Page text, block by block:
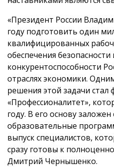
«Президент России
году подготовить один
квалифицированных
обеспечения безопасности
конкурентоспособности
отраслях экономики.
решения этой задачи стал
«Профессионалитет»,
году. В его основу
образовательные
выпуск специалистов,
сразу готовы к
Дмитрий Чернышенко.